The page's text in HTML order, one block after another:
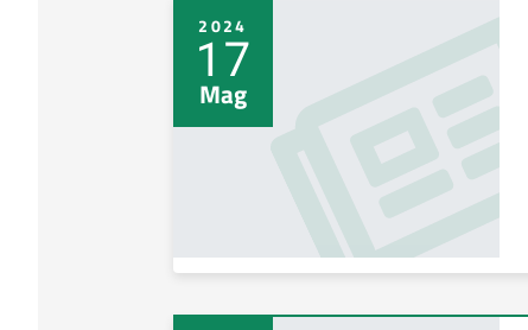
2024
17
Mag